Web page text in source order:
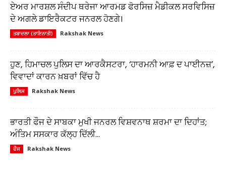
ਏਅਰ ਮਾਰਸ਼ਲ ਸੰਦੀਪ ਥਰੇਜਾ ਆਰਮਡ ਫੋਰਸਿਜ਼ ਮੈਡੀਕਲ ਸਰਵਿਸਿਜ਼
ਦੇ ਅਗਲੇ ਡਾਇਰੈਕਟਰ ਜਨਰਲ ਹੋਣਗੇ।
ਤਬਾਦਲਾ (ਤਾਇਨਾਤੀ) Rakshak News
ਹੁਣ, ਹਿਮਾਚਲ ਪੁਲਿਸ ਦਾ ਆਰਕੈਸਟਰਾ, ‘ਹਾਰਮਨੀ ਆਫ਼ ਦ ਪਾਈਨਜ਼’,
ਵਿਵਾਦਾਂ ਕਾਰਨ ਖ਼ਬਰਾਂ ਵਿੱਚ ਹੈ
ਪੁਲਿਸ Rakshak News
ਭਾਰਤੀ ਫੌਜ ਦੇ ਸਾਬਕਾ ਮੁਖੀ ਜਨਰਲ ਵਿਸ਼ਵਨਾਥ ਸ਼ਰਮਾ ਦਾ ਦਿਹਾਂਤ;
ਅੰਤਿਮ ਸਸਕਾਰ ਕੱਲ੍ਹ ਦਿੱਲੀ...
ਫੌਜ Rakshak News